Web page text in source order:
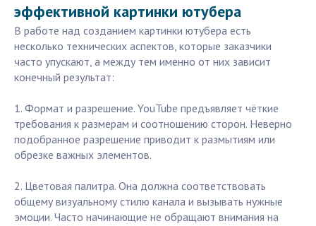
эффективной картинки ютубера
В работе над созданием картинки ютубера есть
несколько технических аспектов, которые заказчики
часто упускают, а между тем именно от них зависит
конечный результат:
1. Формат и разрешение. YouTube предъявляет чёткие
требования к размерам и соотношению сторон. Неверно
подобранное разрешение приводит к размытиям или
обрезке важных элементов.
2. Цветовая палитра. Она должна соответствовать
общему визуальному стилю канала и вызывать нужные
эмоции. Часто начинающие не обращают внимания на